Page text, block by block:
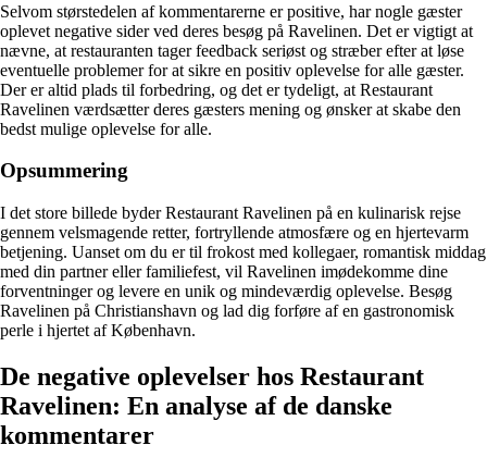
Selvom størstedelen af kommentarerne er positive, har nogle gæster
oplevet negative sider ved deres besøg på Ravelinen. Det er vigtigt at
nævne, at restauranten tager feedback seriøst og stræber efter at løse
eventuelle problemer for at sikre en positiv oplevelse for alle gæster.
Der er altid plads til forbedring, og det er tydeligt, at Restaurant
Ravelinen værdsætter deres gæsters mening og ønsker at skabe den
bedst mulige oplevelse for alle.
Opsummering
I det store billede byder Restaurant Ravelinen på en kulinarisk rejse
gennem velsmagende retter, fortryllende atmosfære og en hjertevarm
betjening. Uanset om du er til frokost med kollegaer, romantisk middag
med din partner eller familiefest, vil Ravelinen imødekomme dine
forventninger og levere en unik og mindeværdig oplevelse. Besøg
Ravelinen på Christianshavn og lad dig forføre af en gastronomisk
perle i hjertet af København.
De negative oplevelser hos Restaurant
Ravelinen: En analyse af de danske
kommentarer